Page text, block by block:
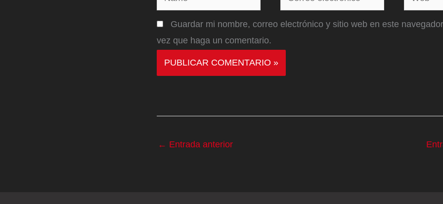
electrónico*
Guardar mi nombre, correo electrónico y sitio web en este
vez que haga un comentario.
← Entrada anterior